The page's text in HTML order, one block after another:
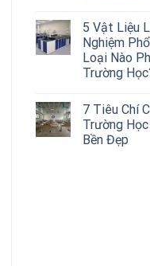
5 Vật Liệu
Nghiệm
Loại Nào
Trường
7 Tiêu Chí
Trường
Bền Đẹp